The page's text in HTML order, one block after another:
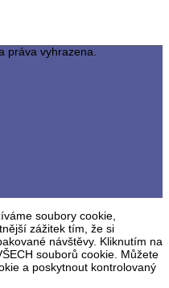
práva vyhrazena.
soubory cookie,
zážitek tím, že si
návštěvy. Kliknutím na
souborů cookie. Můžete
a poskytnout kontrolovaný